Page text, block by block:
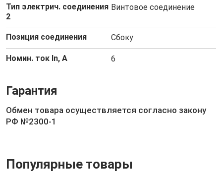
Тип электрич. соединения
2
Винтовое соединение
Позиция соединения Сбоку
Номин. ток In, А 6
Гарантия
Обмен товара осуществляется согласно закону
РФ №2300-1
Популярные товары